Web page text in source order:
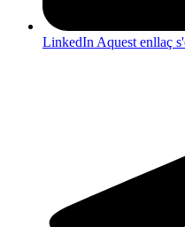
LinkedInAquest enllaç